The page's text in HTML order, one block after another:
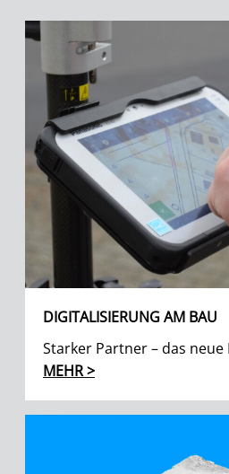
DIGITALISIERUNG AM BAU
Starker Partner – das
MEHR >